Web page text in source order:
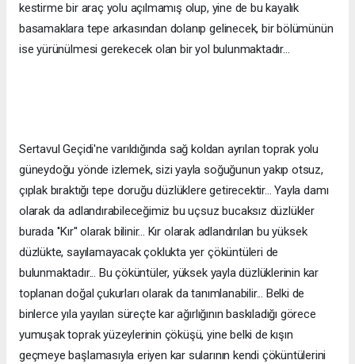
kestirme bir araç yolu açılmamış olup, yine de bu kayalık
basamaklara tepe arkasından dolanıp gelinecek, bir bölümünün
ise yürünülmesi gerekecek olan bir yol bulunmaktadır...
Sertavul Geçidi'ne varıldığında sağ koldan ayrılan toprak yolu
güneydoğu yönde izlemek, sizi yayla soğuğunun yakıp otsuz,
çıplak bıraktığı tepe doruğu düzlüklere getirecektir... Yayla damı
olarak da adlandırabileceğimiz bu uçsuz bucaksız düzlükler
burada ''Kır'' olarak bilinir... Kır olarak adlandırılan bu yüksek
düzlükte, sayılamayacak çoklukta yer çöküntüleri de
bulunmaktadır... Bu çöküntüler, yüksek yayla düzlüklerinin kar
toplanan doğal çukurları olarak da tanımlanabilir... Belki de
binlerce yıla yayılan süreçte kar ağırlığının baskıladığı görece
yumuşak toprak yüzeylerinin çöküşü, yine belki de kışın
geçmeye başlamasıyla eriyen kar sularının kendi çöküntülerini